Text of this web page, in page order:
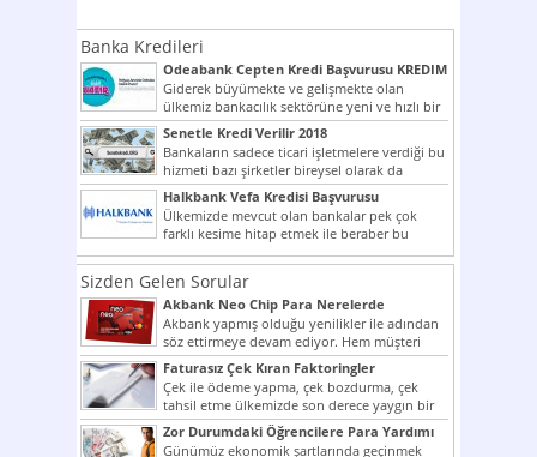
Banka Kredileri
Odeabank Cepten Kredi Başvurusu KREDIM
8444
Giderek büyümekte ve gelişmekte olan
ülkemiz bankacılık sektörüne yeni ve hızlı bir
giriş yapmış olan...
Senetle Kredi Verilir 2018
Bankaların sadece ticari işletmelere verdiği bu
hizmeti bazı şirketler bireysel olarak da
vermektedir. Senetle kredi...
Halkbank Vefa Kredisi Başvurusu
Ülkemizde mevcut olan bankalar pek çok
farklı kesime hitap etmek ile beraber bu
noktada son...
Sizden Gelen Sorular
Akbank Neo Chip Para Nerelerde
Kullanılır?
Akbank yapmış olduğu yenilikler ile adından
söz ettirmeye devam ediyor. Hem müşteri
potansiyelini arttırmak hem...
Faturasız Çek Kıran Faktoringler
Çek ile ödeme yapma, çek bozdurma, çek
tahsil etme ülkemizde son derece yaygın bir
şekilde...
Zor Durumdaki Öğrencilere Para Yardımı
Günümüz ekonomik şartlarında geçinmek